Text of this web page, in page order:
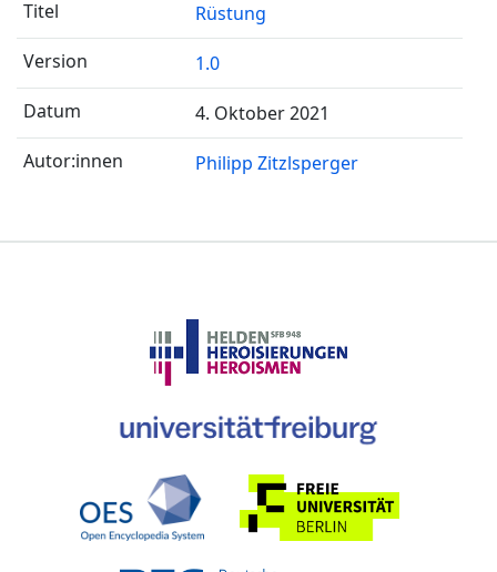
Rüstung
1.0
4. Oktober 2021
Philipp Zitzlsperger